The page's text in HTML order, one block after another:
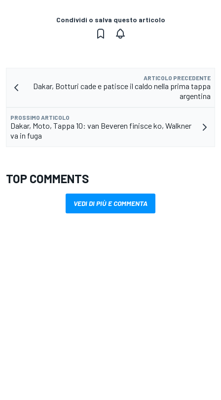
Condividi o salva questo articolo
ARTICOLO PRECEDENTE
Dakar, Botturi cade e patisce il caldo nella prima tappa
argentina
PROSSIMO ARTICOLO
Dakar, Moto, Tappa 10: van Beveren finisce ko, Walkner
va in fuga
TOP COMMENTS
VEDI DI PIÙ E COMMENTA